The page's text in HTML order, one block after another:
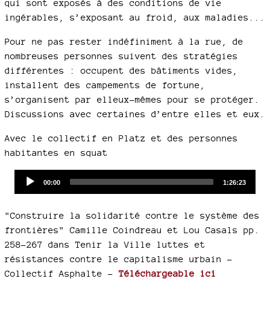
qui sont exposés à des conditions de vie
ingérables, s’exposant au froid, aux maladies...
Pour ne pas rester indéfiniment à la rue, de
nombreuses personnes suivent des stratégies
différentes : occupent des bâtiments vides,
installent des campements de fortune,
s’organisent par elleux-mêmes pour se protéger.
Discussions avec certaines d’entre elles et eux.
Avec le collectif en Platz et des personnes
habitantes en squat
Current
00:00
Total
1:26:23
"Construire la solidarité contre le système des
frontières" Camille Coindreau et Lou Casals pp.
258-267 dans Tenir la Ville luttes et
résistances contre le capitalisme urbain -
Collectif Asphalte - Téléchargeable ici